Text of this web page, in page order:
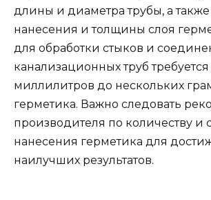
длины и диаметра трубы, а также
нанесения и толщины слоя
для обработки стыков и
канализационных труб
миллилитров до нескольких
герметика. Важно следовать
производителя по количеству и
нанесения герметика для
наилучших результатов.